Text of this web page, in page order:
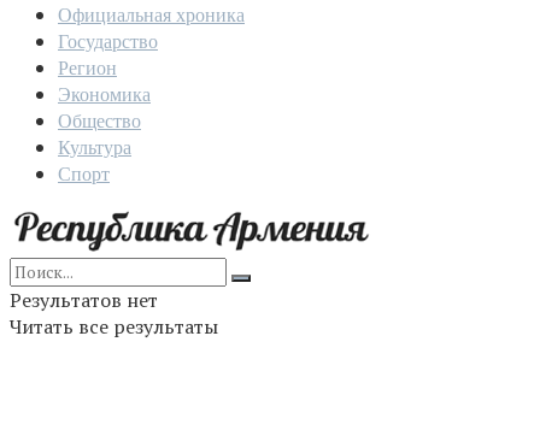
Официальная хроника
Государство
Регион
Экономика
Общество
Культура
Спорт
Результатов нет
Читать все результаты